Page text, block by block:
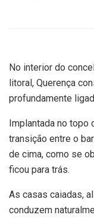
No interior do
litoral, Querença
profundamente
Implantada no topo
transição entre o
de cima, como se
ficou para trás.
As casas caiadas,
conduzem